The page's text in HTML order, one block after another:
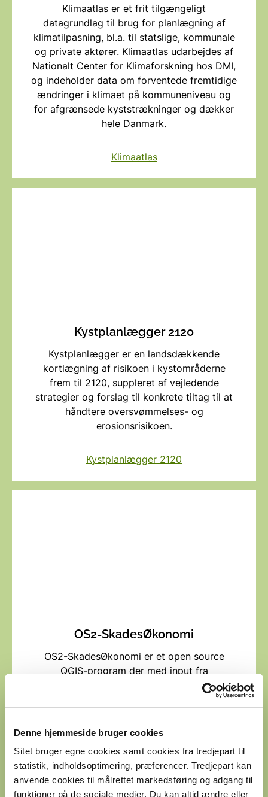
Denne hjemmeside bruger cookies
Sitet bruger egne cookies samt cookies fra tredjepart til
statistik, indholdsoptimering, præferencer. Tredjepart kan
anvende cookies til målrettet markedsføring og adgang til
funktioner på de sociale medier. Du kan altid ændre eller
Klimaatlas er et frit tilgængeligt
datagrundlag til brug for planlægning af
klimatilpasning, bl.a. til statslige, kommunale
og private aktører. Klimaatlas udarbejdes af
Nationalt Center for Klimaforskning hos DMI,
og indeholder data om forventede fremtidige
ændringer i klimaet på kommuneniveau og
for afgrænsede kyststrækninger og dækker
hele Danmark.
Klimaatlas
Kystplanlægger 2120
Kystplanlægger er en landsdækkende
kortlægning af risikoen i kystområderne
frem til 2120, suppleret af vejledende
strategier og forslag til konkrete tiltag til at
håndtere oversvømmelses- og
erosionsrisikoen.
Kystplanlægger 2120
OS2-SkadesØkonomi
OS2-SkadesØkonomi er et open source
QGIS-program der med input fra
oversvømmelseskort og offentligt
tilgængelige datasæt bruges til at beregne
oversvømmelser fra hav, vandløb og
beregninger i 10 sektorer.
OS2-SkadesØkonomi